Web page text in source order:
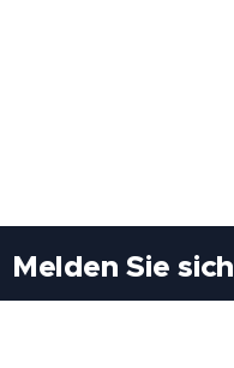
Melden Sie sich